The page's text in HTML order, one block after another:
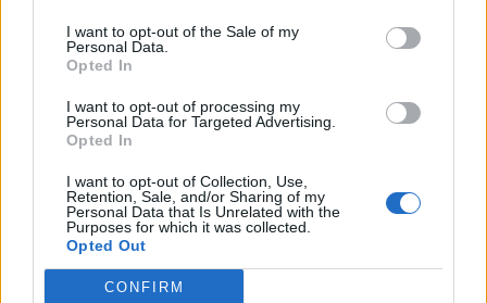
I want to opt-out of the Sale of my
Personal Data.
Opted In
I want to opt-out of processing my
Personal Data for Targeted Advertising.
Opted In
I want to opt-out of Collection, Use,
Retention, Sale, and/or Sharing of my
Personal Data that Is Unrelated with the
Purposes for which it was collected.
Opted Out
CONFIRM